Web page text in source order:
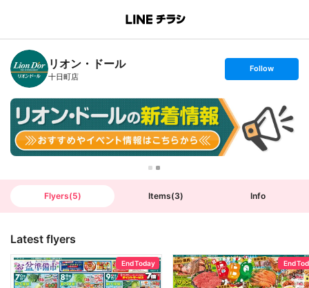
B
n
c
h
T
リオン・ドール
十日町店
s
t
o
w
Follow
Flyers(5) Items(3) Info
Latest flyers
End Today End